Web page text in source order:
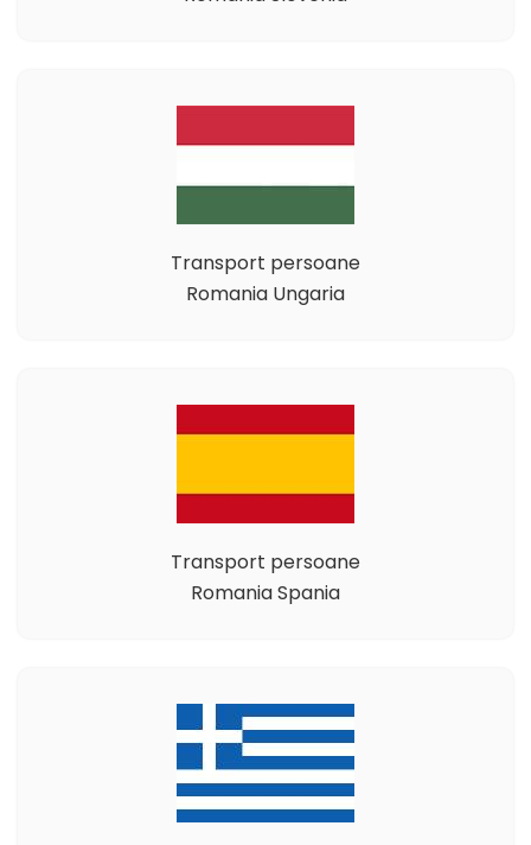
Transport persoane
Romania Ungaria
Transport persoane
Romania Spania